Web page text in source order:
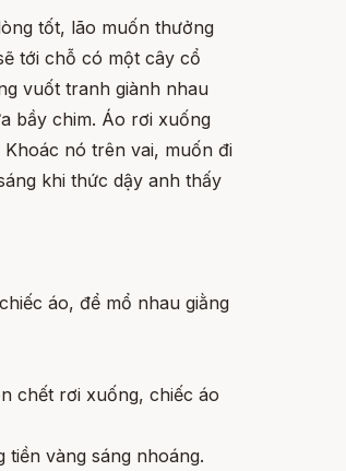
tốt, lão muốn thưởng
tới chỗ có một cây cổ
vuốt tranh giành nhau
bầy chim. Áo rơi xuống
nó trên vai, muốn đi
khi thức dậy anh thấy
áo, để mổ nhau giằng
chết rơi xuống, chiếc áo
vàng sáng nhoáng.